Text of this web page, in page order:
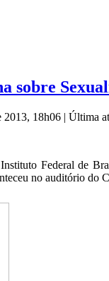
2013, 18h06 | Última
Federal de
no auditório do